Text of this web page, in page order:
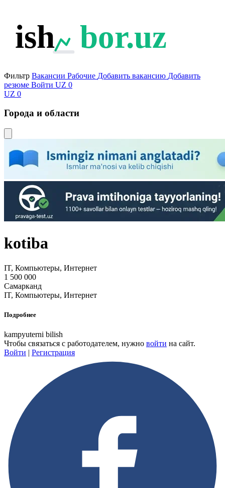
ish bor.uz
Фильтр Вакансии Рабочие Добавить вакансию Добавить
резюме Войти UZ 0
UZ 0
Города и области
kotiba
IT, Компьютеры, Интернет
1 500 000
Самарканд
IT, Компьютеры, Интернет
Подробнее
kampyuterni bilish
Чтобы связаться с работодателем, нужно войти на сайт.
Войти | Регистрация